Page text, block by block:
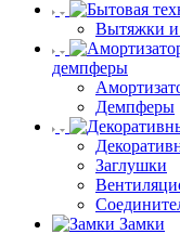
Вытяжки
демпферы
Демпферы
Заглушки
Замки